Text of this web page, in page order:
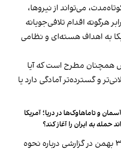
می‌تواند از نیروها،
هرگونه اقدام تلافی‌جویانه
به اهداف هسته‌ای و نظامی
همچنان مطرح است که آیا
و گسترده‌ترآمادگی دارد یا
در آسمان و تاماهاوک‌ها در دریا؛ آمریکا
حمله به ایران را آغاز کند؟
از سوی دیگر، روزنامه معاریو ۳۰ بهمن در گزارشی درباره نحوه